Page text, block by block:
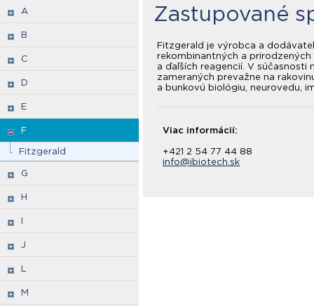
A
B
C
D
E
F
Fitzgerald
G
H
I
J
L
M
Zastupované
Fitzgerald je výrobca a
rekombinantných a prirodzených
a ďaľších reagencií. V
zameraných prevažne na
a bunkovú biológiu, neurovedu,
Viac informácií:
+421 2 54 77 44 88
info@ibiotech.sk